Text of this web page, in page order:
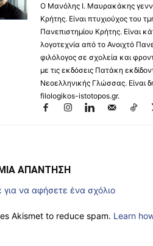
Ο Μανόλης I. Μαυρακάκης
Κρήτης. Είναι πτυχιούχος του
Πανεπιστημίου Κρήτης. Είναι
λογοτεχνία από το Ανοιχτό
φιλόλογος σε σχολεία και
με τις εκδόσεις Πατάκη
Νεοελληνικής Γλώσσας. Είναι
filologikos-istotopos.gr.
ΑΠΑΝΤΗΣΗ
για να αφήσετε ένα σχόλιο
Akismet to reduce spam. Learn